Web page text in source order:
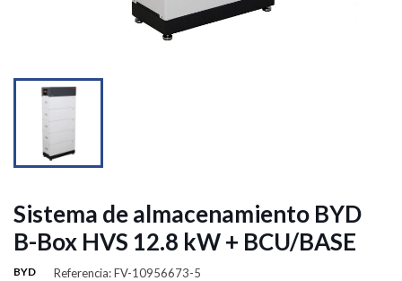
Sistema de almacenamiento BYD
B-Box HVS 12.8 kW + BCU/BASE
BYD Referencia: FV-10956673-5